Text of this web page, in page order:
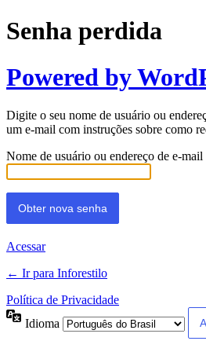
Senha perdida
Powered by
Digite o seu nome de usuário ou
um e-mail com instruções sobre como
Nome de usuário ou endereço de e-mail
Acessar
← Ir para Inforestilo
Política de Privacidade
Idioma